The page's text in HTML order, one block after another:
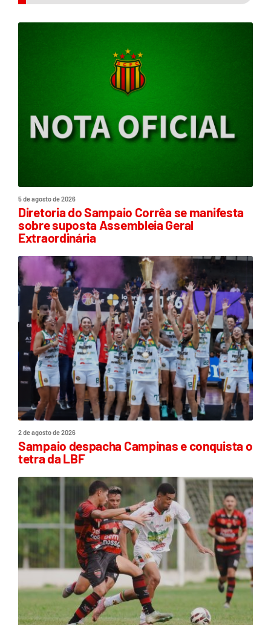
5 de agosto de 2026
Diretoria do Sampaio Corrêa se manifesta
sobre suposta Assembleia Geral
Extraordinária
2 de agosto de 2026
Sampaio despacha Campinas e conquista o
tetra da LBF